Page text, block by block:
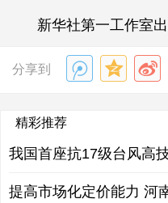
新华社第一工作室
分享到
精彩推荐
我国首座抗17级台风高
提高市场化定价能力 河